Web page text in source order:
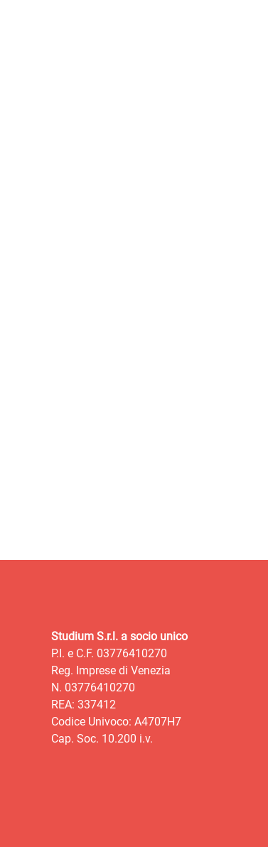
Studium S.r.l. a socio unico
P.I. e C.F. 03776410270
Reg. Imprese di Venezia
N. 03776410270
REA: 337412
Codice Univoco: A4707H7
Cap. Soc. 10.200 i.v.